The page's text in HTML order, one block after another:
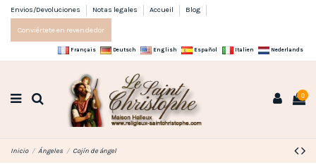
Envios/Devoluciones Notas legales Accueil Blog
Conviértete en revendedor
Français Deutsch English Español Italien Nederlands
0
Inicio Ángeles Cojín de ángel